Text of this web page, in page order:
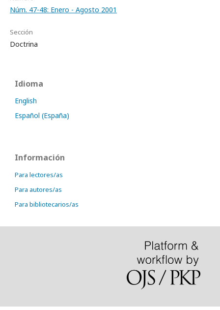
Núm. 47-48: Enero - Agosto 2001
Sección
Doctrina
Idioma
English
Español (España)
Información
Para lectores/as
Para autores/as
Para bibliotecarios/as